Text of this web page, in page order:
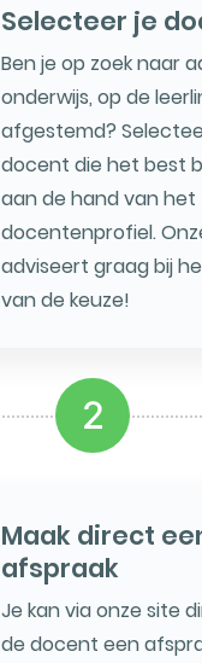
Selecteer je
Ben je op zoek naar
onderwijs, op de
afgestemd?
docent die het best
aan de hand van het
docentenprofiel.
adviseert graag bij
van de keuze!
2
Maak direct
afspraak
Je kan via onze site
de docent een